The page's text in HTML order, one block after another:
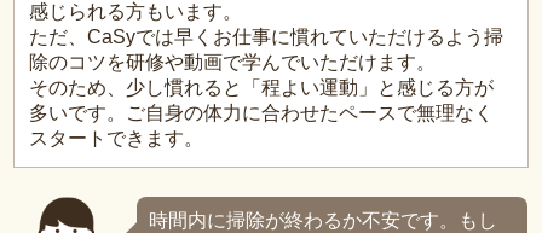
感じられる方もいます。
ただ、CaSyでは早くお仕事に慣れていただけるよう掃
除のコツを研修や動画で学んでいただけます。
そのため、少し慣れると「程よい運動」と感じる方が
多いです。ご自身の体力に合わせたペースで無理なく
スタートできます。
時間内に掃除が終わるか不安です。もし